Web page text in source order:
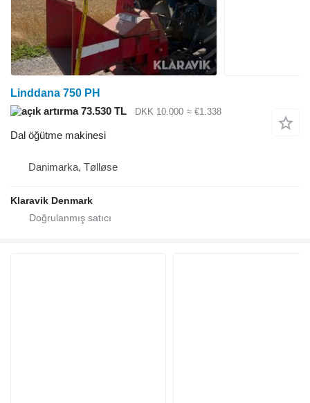
Linddana 750 PH
73.530 TL
DKK 10.000 ≈ €1.338
Dal öğütme makinesi
Danimarka, Tølløse
Klaravik Denmark